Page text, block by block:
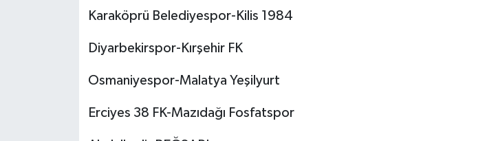
Karaköprü Belediyespor-Kilis 1984
Diyarbekirspor-Kırşehir FK
Osmaniyespor-Malatya Yeşilyurt
Erciyes 38 FK-Mazıdağı Fosfatspor